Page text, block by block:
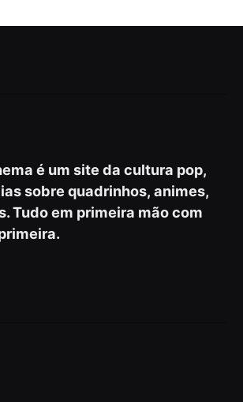
é um site da cultura pop,
sobre quadrinhos, animes,
Tudo em primeira mão com